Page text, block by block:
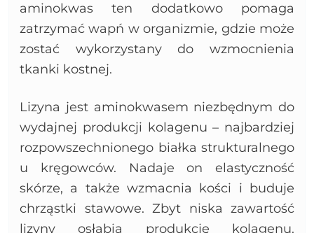
aminokwas ten dodatkowo pomaga
zatrzymać wapń w organizmie, gdzie może
zostać wykorzystany do wzmocnienia
tkanki kostnej.
Lizyna jest aminokwasem niezbędnym do
wydajnej produkcji kolagenu – najbardziej
rozpowszechnionego białka strukturalnego
u kręgowców. Nadaje on elastyczność
skórze, a także wzmacnia kości i buduje
chrząstki stawowe. Zbyt niska zawartość
lizyny osłabia produkcję kolagenu.